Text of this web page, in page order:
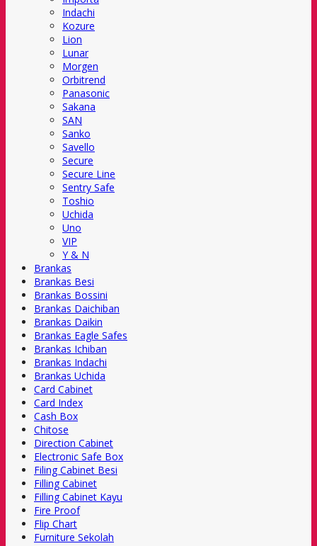
Indachi
Kozure
Lion
Lunar
Morgen
Orbitrend
Panasonic
Sakana
SAN
Sanko
Savello
Secure
Secure Line
Sentry Safe
Toshio
Uchida
Uno
VIP
Y & N
Brankas
Brankas Besi
Brankas Bossini
Brankas Daichiban
Brankas Daikin
Brankas Eagle Safes
Brankas Ichiban
Brankas Indachi
Brankas Uchida
Card Cabinet
Card Index
Cash Box
Chitose
Direction Cabinet
Electronic Safe Box
Filing Cabinet Besi
Filling Cabinet
Filling Cabinet Kayu
Fire Proof
Flip Chart
Furniture Sekolah